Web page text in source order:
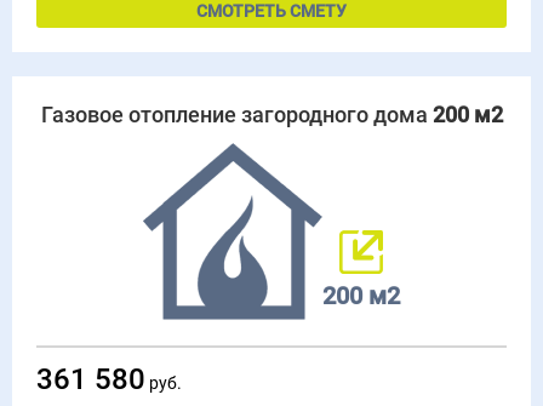
СМОТРЕТЬ СМЕТУ
Газовое отопление загородного дома 200 м2
200 м2
361 580 руб.